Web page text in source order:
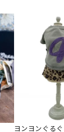
ヨンヨンぐる